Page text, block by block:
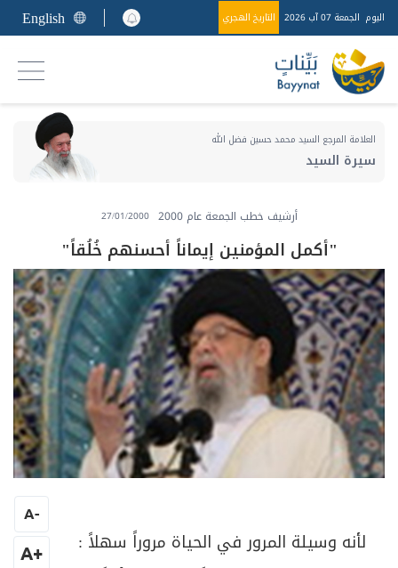
اليوم الجمعة 07 آب 2026 التاريخ الهجري English
العلامة المرجع السيد محمد حسين فضل الله
سيرة السيد
أرشيف خطب الجمعة عام 2000 27/01/2000
"أكمل المؤمنين إيماناً أحسنهم خُلُقاً"
لأنه وسيلة المرور في الحياة مروراً سهلاً :
-
A
+A